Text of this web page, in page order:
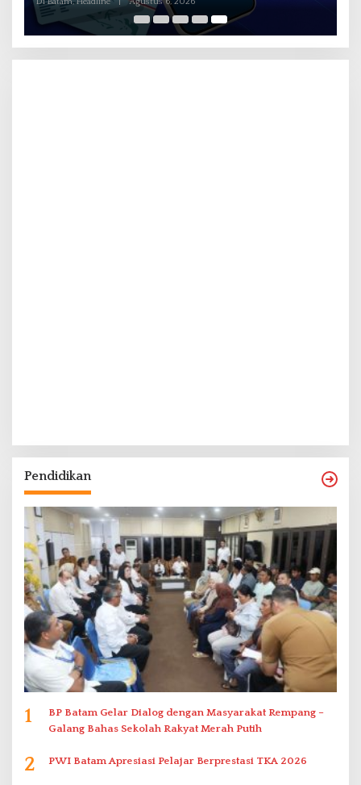
Pendidikan
1
BP Batam Gelar Dialog dengan Masyarakat Rempang –
Galang Bahas Sekolah Rakyat Merah Putih
2 PWI Batam Apresiasi Pelajar Berprestasi TKA 2026